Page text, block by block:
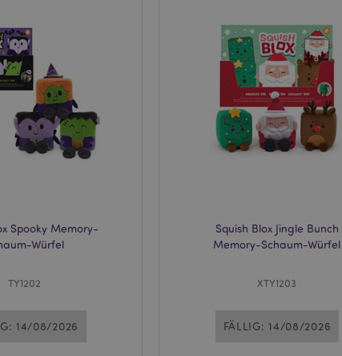
Spooky Memory-
Würfel
TY1202
14/08/2026
Squish Blox Jingle Bunch
Memory-Schaum-Würfel
XTY1203
FÄLLIG: 14/08/2026